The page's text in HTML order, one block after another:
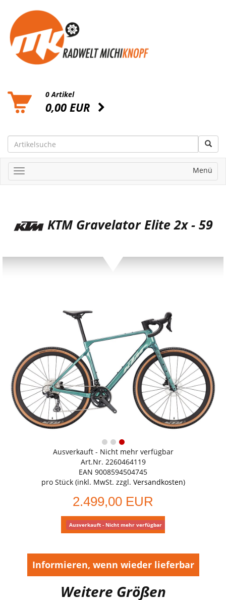
0 Artikel
0,00 EUR
Menü
KTM Gravelator Elite 2x - 59
Ausverkauft - Nicht mehr verfügbar
Art.Nr. 2260464119
EAN 9008594504745
pro Stück (inkl. MwSt. zzgl. Versandkosten)
2.499,00 EUR
Ausverkauft - Nicht mehr verfügbar
Informieren, wenn wieder lieferbar
Weitere Größen